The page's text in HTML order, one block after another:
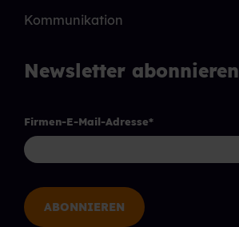
Kommunikation
Newsletter abonnieren
Firmen-E-Mail-Adresse*